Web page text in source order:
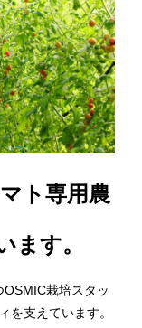
ト専用農
ます。
栽培スタッ
を支えています。